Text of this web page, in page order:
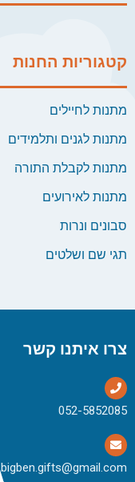
קטגוריות החנות
מתנות לחיילים
מתנות לגנים ותלמידים
מתנות לקבלת התורה
מתנות לאירועים
סבונים ונרות
תגי שם ושלטים
צרו איתנו קשר
bigben.gifts@gmail.com